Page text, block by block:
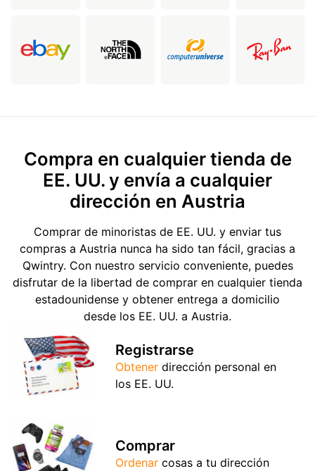
Compra en cualquier tienda de
EE. UU. y envía a cualquier
dirección en Austria
Comprar de minoristas de EE. UU. y enviar tus
compras a Austria nunca ha sido tan fácil, gracias a
Qwintry. Con nuestro servicio conveniente, puedes
disfrutar de la libertad de comprar en cualquier tienda
estadounidense y obtener entrega a domicilio
desde los EE. UU. a Austria.
Registrarse
Obtener dirección personal en
los EE. UU.
Comprar
Ordenar cosas a tu dirección